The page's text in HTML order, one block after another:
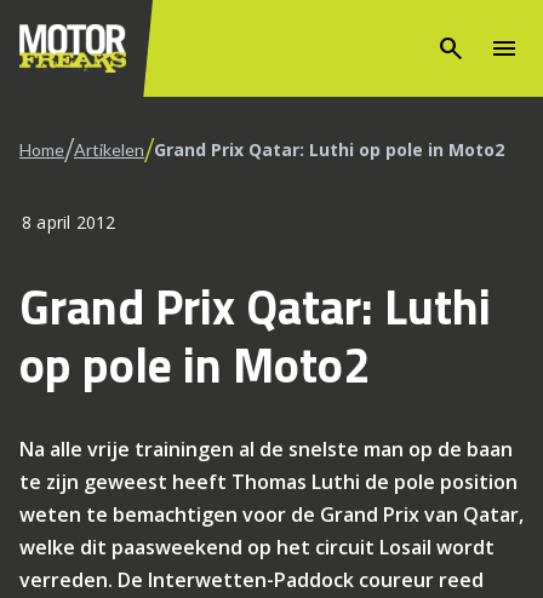
search menu
Home/Artikelen/Grand Prix Qatar: Luthi op pole in Moto2
8 april 2012
Grand Prix Qatar: Luthi
op pole in Moto2
Na alle vrije trainingen al de snelste man op de baan
te zijn geweest heeft Thomas Luthi de pole position
weten te bemachtigen voor de Grand Prix van Qatar,
welke dit paasweekend op het circuit Losail wordt
verreden. De Interwetten-Paddock coureur reed